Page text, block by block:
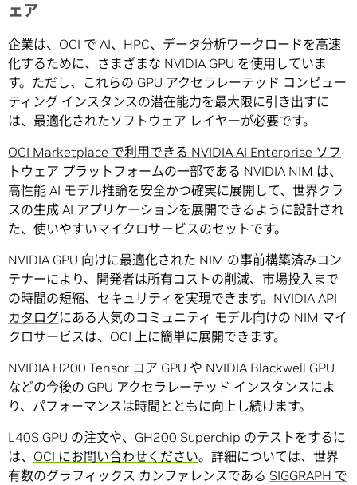
ェア
企業は、OCI で AI、HPC、データ分析ワークロードを高速
化するために、さまざまな NVIDIA GPU を使用していま
す。ただし、これらの GPU アクセラレーテッド コンピュー
ティング インスタンスの潜在能力を最大限に引き出すに
は、最適化されたソフトウェア レイヤーが必要です。
OCI Marketplace で利用できる NVIDIA AI Enterprise ソフ
トウェア プラットフォームの一部である NVIDIA NIM は、
高性能 AI モデル推論を安全かつ確実に展開して、世界クラ
スの生成 AI アプリケーションを展開できるように設計され
た、使いやすいマイクロサービスのセットです。
NVIDIA GPU 向けに最適化された NIM の事前構築済みコン
テナーにより、開発者は所有コストの削減、市場投入まで
の時間の短縮、セキュリティを実現できます。 NVIDIA API
カタログにある人気のコミュニティ モデル向けの NIM マイ
クロサービスは、OCI 上に簡単に展開できます。
NVIDIA H200 Tensor コア GPU や NVIDIA Blackwell GPU
などの今後の GPU アクセラレーテッド インスタンスによ
り、パフォーマンスは時間とともに向上し続けます。
L40S GPU の注文や、GH200 Superchip のテストをするに
は、 OCI にお問い合わせください。詳細については、世界
有数のグラフィックス カンファレンスである SIGGRAPH で